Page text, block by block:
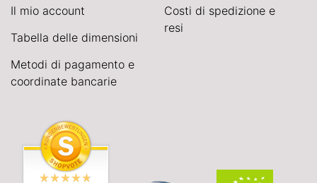
Il mio account
Tabella delle dimensioni
Metodi di pagamento e
coordinate bancarie
Costi di spedizione e
resi